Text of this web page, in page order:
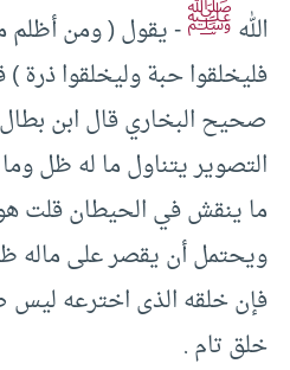
اللهﷺ-‏ يقول (‏ ومن
فليخلقوا حبة وليخلقوا
صحيح البخاري قال ابن
التصوير يتناول ما له ظل
ما ينقش في الحيطان قلت
ويحتمل أن يقصر على ماله
فإن خلقه الذى اخترعه
خلق تام .‏